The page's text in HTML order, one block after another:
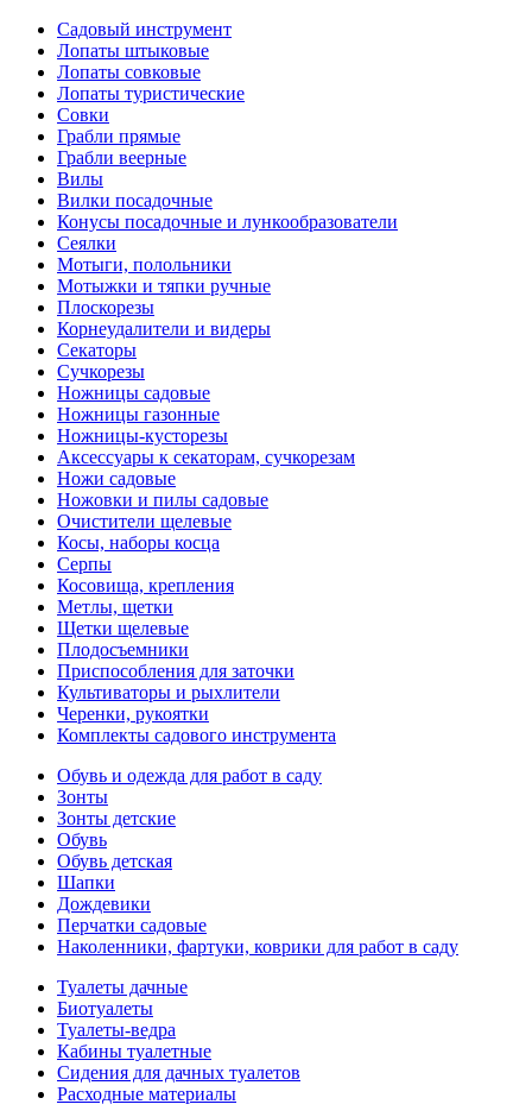
Садовый инструмент
Лопаты штыковые
Лопаты совковые
Лопаты туристические
Совки
Грабли прямые
Грабли веерные
Вилы
Вилки посадочные
Конусы посадочные и лункообразователи
Сеялки
Мотыги, полольники
Мотыжки и тяпки ручные
Плоскорезы
Корнеудалители и видеры
Секаторы
Сучкорезы
Ножницы садовые
Ножницы газонные
Ножницы-кусторезы
Аксессуары к секаторам, сучкорезам
Ножи садовые
Ножовки и пилы садовые
Очистители щелевые
Косы, наборы косца
Серпы
Косовища, крепления
Метлы, щетки
Щетки щелевые
Плодосъемники
Приспособления для заточки
Культиваторы и рыхлители
Черенки, рукоятки
Комплекты садового инструмента
Обувь и одежда для работ в саду
Зонты
Зонты детские
Обувь
Обувь детская
Шапки
Дождевики
Перчатки садовые
Наколенники, фартуки, коврики для работ в саду
Туалеты дачные
Биотуалеты
Туалеты-ведра
Кабины туалетные
Сидения для дачных туалетов
Расходные материалы